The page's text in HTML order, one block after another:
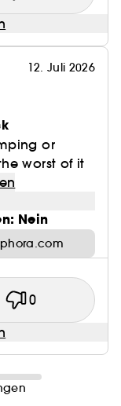
12. Juli 2026
or
worst of it
Nein
0